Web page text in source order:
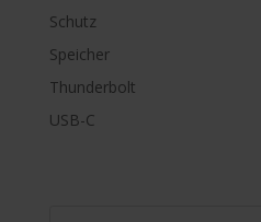
Schutz
Speicher
Thunderbolt
USB-C